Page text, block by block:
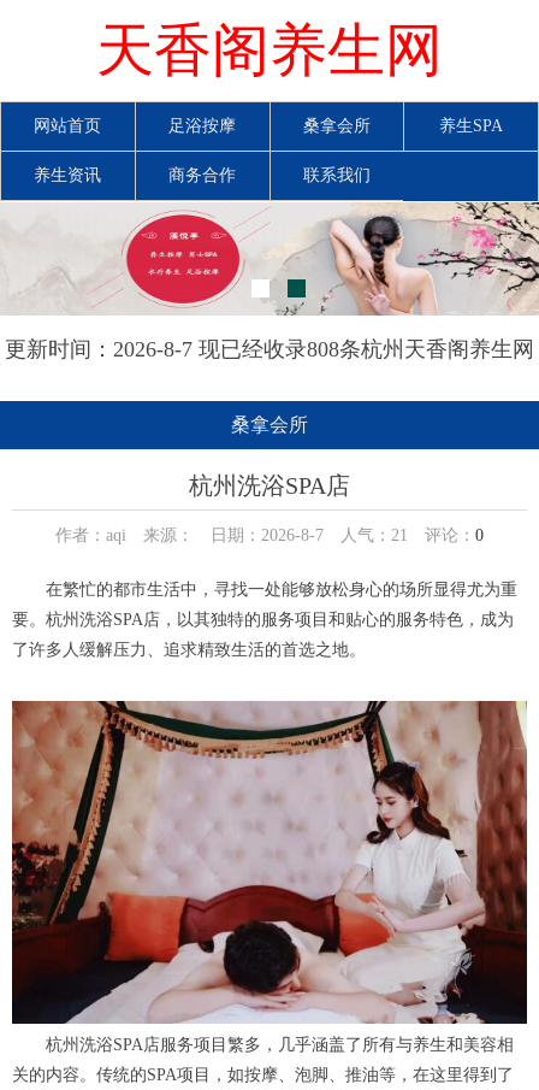
天香阁养生网
网站首页 足浴按摩 桑拿会所 养生SPA
养生资讯 商务合作 联系我们
更新时间：2026-8-7 现已经收录808条杭州天香阁养生网
桑拿会所
杭州洗浴SPA店
作者：aqi 来源： 日期：2026-8-7 人气： 21 评论： 0
在繁忙的都市生活中，寻找一处能够放松身心的场所显得尤为重
要。杭州洗浴SPA店，以其独特的服务项目和贴心的服务特色，成为
了许多人缓解压力、追求精致生活的首选之地。
杭州洗浴SPA店服务项目繁多，几乎涵盖了所有与养生和美容相
关的内容。传统的SPA项目，如按摩、泡脚、推油等，在这里得到了